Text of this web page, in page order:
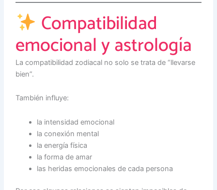
Compatibilidad
emocional y astrología
La compatibilidad zodiacal no solo se trata de “llevarse
bien”.
También influye:
la intensidad emocional
la conexión mental
la energía física
la forma de amar
las heridas emocionales de cada persona